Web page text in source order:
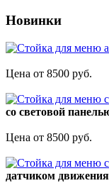
Новинки
Цена от 8500 руб.
со световой
Цена от 8500 руб.
датчиком движения